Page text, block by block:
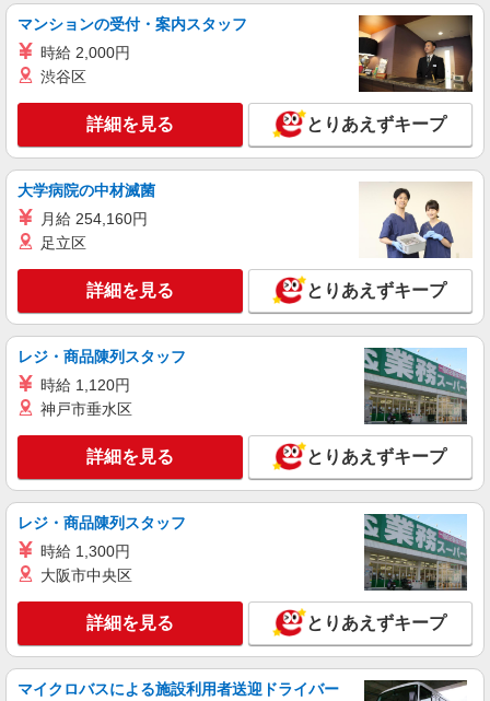
カンタン事務・データ入力スタッフ
時給1600円〜1800円（22:00〜翌5:00の深夜手
当で時給UP） ※給与幅は経験・能力による
キープ 詳細を見る
正社員
株式会社リジョイスカンパニー（103919）
月給223,000円以上 ※研修期間2ヶ月間は給与
95％支給
昭和医科大学病院（東京都品川区旗の台1丁目
5-8）
キープ 詳細を見る
株式会社フルキャスト東京支社/EA0401G-10C
仕分け シール貼り 倉庫内軽作業 オフィスワー
ク イベントスタッフ等
時給1600円〜1800円（22:00〜翌5:00の深夜手
当で時給UP） ※給与幅は経験・能力による
キープ 詳細を見る
マンションの受付・案内スタッフ
時給 2,000円
渋谷区
詳細を見る とりあえずキープ
大学病院の中材滅菌
月給 254,160円
足立区
詳細を見る とりあえずキープ
レジ・商品陳列スタッフ
時給 1,120円
神戸市垂水区
詳細を見る とりあえずキープ
レジ・商品陳列スタッフ
時給 1,300円
大阪市中央区
詳細を見る とりあえずキープ
マイクロバスによる施設利用者送迎ドライバー